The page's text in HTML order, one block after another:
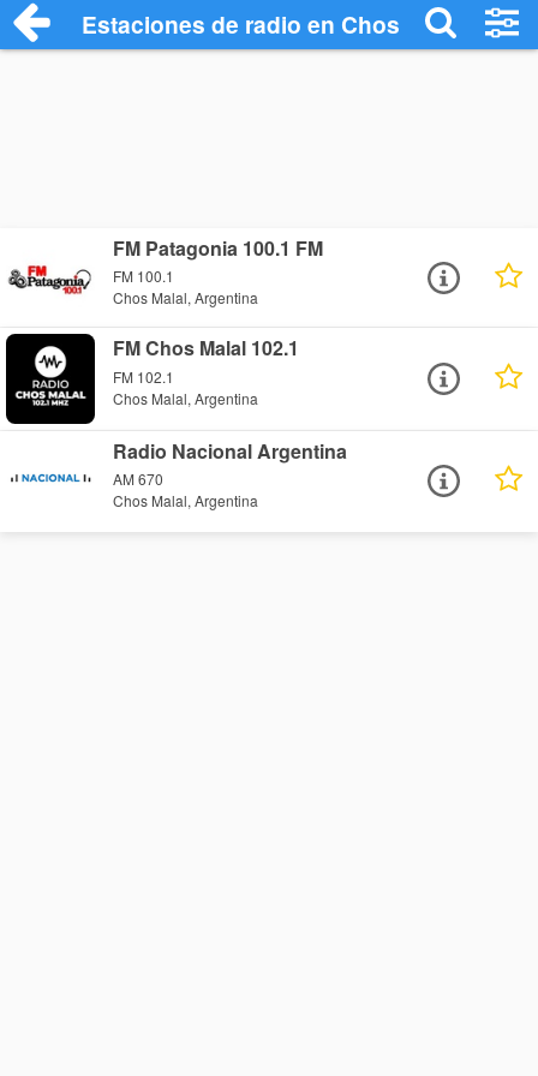
Estaciones de radio en Chos Malal -
FM Patagonia 100.1 FM
FM 100.1
Chos Malal, Argentina
FM Chos Malal 102.1
FM 102.1
Chos Malal, Argentina
Radio Nacional Argentina
AM 670
Chos Malal, Argentina